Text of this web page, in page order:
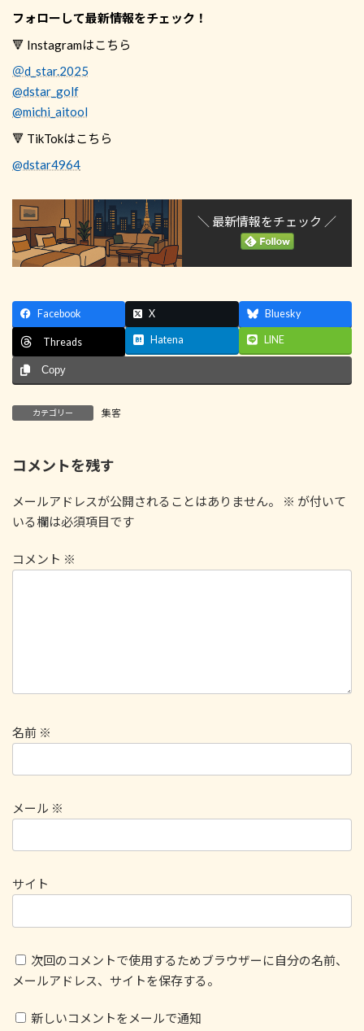
フォローして最新情報をチェック！
🔻 Instagramはこちら
＠d_star.2025
@dstar_golf
@michi_aitool
🔻 TikTokはこちら
@dstar4964
＼ 最新情報をチェック ／
Facebook X Bluesky
Threads Hatena LINE
Copy
カテゴリー 集客
コメントを残す
メールアドレスが公開されることはありません。 ※ が付いて
いる欄は必須項目です
コメント ※
名前 ※
メール ※
サイト
次回のコメントで使用するためブラウザーに自分の名前、
メールアドレス、サイトを保存する。
新しいコメントをメールで通知